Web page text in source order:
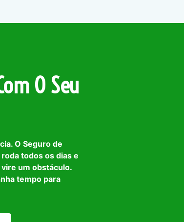
O Seu
O Seguro de
todos os dias e
um obstáculo.
tempo para